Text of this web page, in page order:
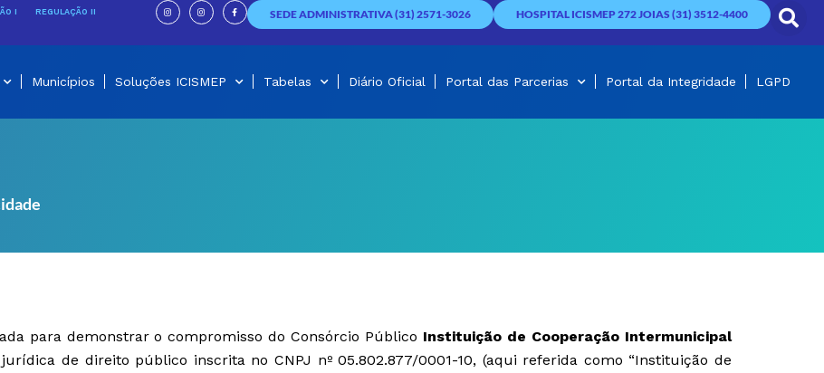
I REGULAÇÃO II
I
n
s
t
g
I
n
s
t
g
F
a
c
e
o
SEDE ADMINISTRATIVA (31) 2571-3026 HOSPITAL ICISMEP 272 JOIAS (31) 3512-4400
Municípios Soluções ICISMEP Tabelas Diário Oficial Portal das Parcerias Portal da Integridade LGPD
para demonstrar o compromisso do Consórcio Público Instituição de Cooperação Intermunicipal
jurídica de direito público inscrita no CNPJ nº 05.802.877/0001-10, (aqui referida como “Instituição de